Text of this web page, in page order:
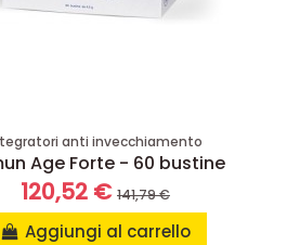
anti invecchiamento
Age Forte - 60 bustine
120,52 € 141,79 €
Aggiungi al carrello